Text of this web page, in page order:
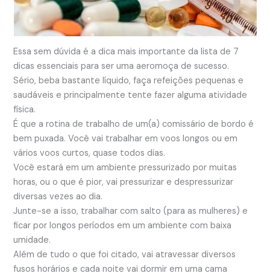
Essa sem dúvida é a dica mais importante da lista de 7
dicas essenciais para ser uma aeromoça de sucesso.
Sério, beba bastante líquido, faça refeições pequenas e
saudáveis e principalmente tente fazer alguma atividade
física.
É que a rotina de trabalho de um(a) comissário de bordo é
bem puxada. Você vai trabalhar em voos longos ou em
vários voos curtos, quase todos dias.
Você estará em um ambiente pressurizado por muitas
horas, ou o que é pior, vai pressurizar e despressurizar
diversas vezes ao dia.
Junte-se a isso, trabalhar com salto (para as mulheres) e
ficar por longos períodos em um ambiente com baixa
umidade.
Além de tudo o que foi citado, vai atravessar diversos
fusos horários e cada noite vai dormir em uma cama